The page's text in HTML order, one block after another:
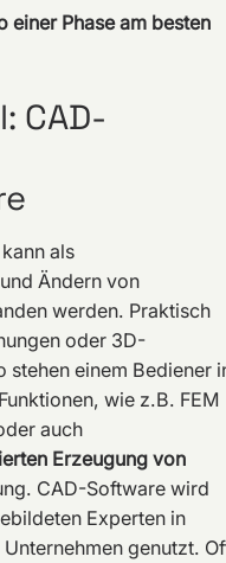
einer Phase am besten
CAD-
kann als
Ändern von
werden. Praktisch
oder 3D-
einem Bediener
wie z.B. FEM
auch
Erzeugung von
CAD-Software wird
Experten in
genutzt.